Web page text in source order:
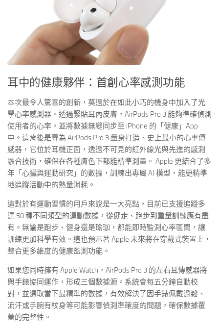
耳中的健康夥伴：首創心率感測功能
本次最令人驚喜的創新，莫過於在如此小巧的機身中加入了光
學心率感測器。透過緊貼耳內皮膚，AirPods Pro 3 能夠準確偵測
使用者的心率，並將數據無縫同步至 iPhone 的「健康」App
中。這背後是專為 AirPods Pro 3 量身打造、史上最小的心率傳
感器，它位於耳機正面，透過不可見的紅外線光與先進的感測
融合技術，確保在各種膚色下都能精準測量。 Apple 更結合了多
年「心臟與運動研究」的數據，訓練出專屬 AI 模型，能更精準
地追蹤活動中的熱量消耗。
這對於有運動習慣的用戶來說是一大亮點，目前已支援追蹤多
達 50 種不同類型的運動數據，從健走、跑步到重量訓練應有盡
有。無論是跑步、健身還是瑜珈，都能即時監測心率區間，讓
訓練更加科學有效。這也預示著 Apple 未來將在穿戴式裝置上，
整合更多維度的健康監測功能。
如果您同時擁有 Apple Watch，AirPods Pro 3 的左右耳傳感器將
與手錶協同運作，形成三個數據源。系統會每五分鐘自動校
對，並選取當下最精準的數據，有效解決了因手錶佩戴過鬆、
流汗或手腕有紋身等可能影響偵測準確度的問題，確保數據覆
蓋的完整性。